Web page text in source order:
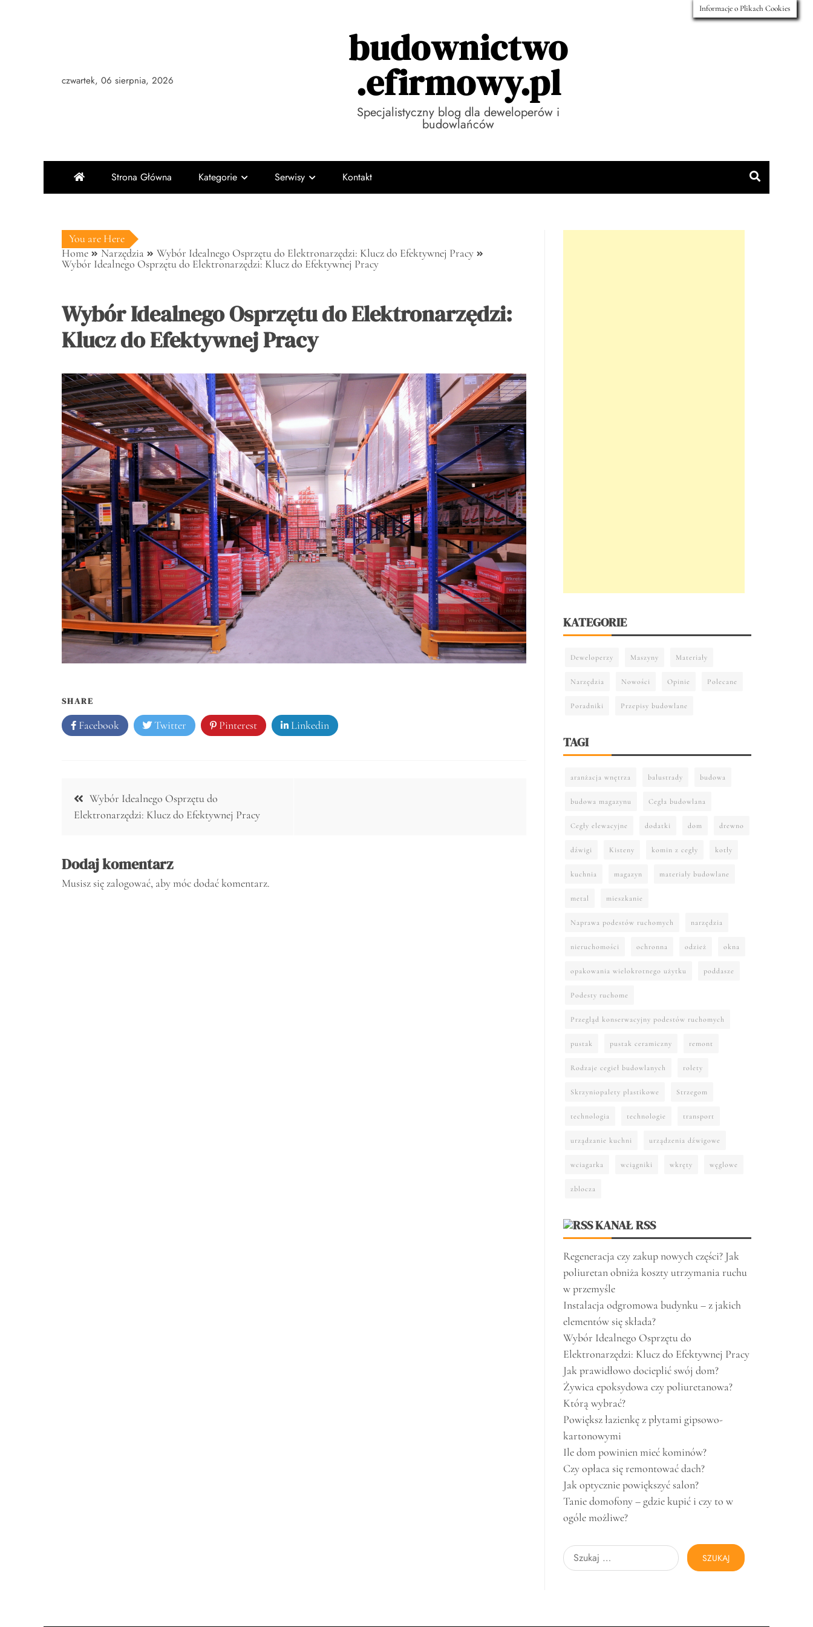
czwartek, 06 sierpnia, 2026
budownictwo
.efirmowy.pl
Specjalistyczny blog dla deweloperów i
budowlańców
Strona Główna Kategorie Serwisy Kontakt
You are Here
Home
Narzędzia
Wybór Idealnego Osprzętu do Elektronarzędzi: Klucz do Efektywnej Pracy
Wybór Idealnego Osprzętu do Elektronarzędzi: Klucz do Efektywnej Pracy
Wybór Idealnego Osprzętu do Elektronarzędzi:
Klucz do Efektywnej Pracy
SHARE
Facebook Twitter Pinterest Linkedin
Nawigacja
wpisu
Wybór Idealnego Osprzętu do
Elektronarzędzi: Klucz do Efektywnej Pracy
Dodaj komentarz
Musisz sięzalogować, aby móc dodać komentarz.
KATEGORIE
Deweloperzy Maszyny Materiały
Narzędzia Nowości Opinie Polecane
Poradniki Przepisy budowlane
TAGI
aranżacja wnętrza balustrady budowa
budowa magazynu Cegła budowlana
Cegły elewacyjne dodatki dom drewno
dźwigi Kisteny komin z cegły kotły
kuchnia magazyn materiały budowlane
metal mieszkanie
Naprawa podestów ruchomych narzędzia
nieruchomości ochronna odzież okna
opakowania wielokrotnego użytku poddasze
Podesty ruchome
Przegląd konserwacyjny podestów ruchomych
pustak pustak ceramiczny remont
Rodzaje cegieł budowlanych rolety
Skrzyniopalety plastikowe Strzegom
technologia technologie transport
urządzanie kuchni urządzenia dźwigowe
wciagarka wciągniki wkręty węglowe
zblocza
KANAŁ RSS
Regeneracja czy zakup nowych części? Jak
poliuretan obniża koszty utrzymania ruchu
w przemyśle
Instalacja odgromowa budynku – z jakich
elementów się składa?
Wybór Idealnego Osprzętu do
Elektronarzędzi: Klucz do Efektywnej Pracy
Jak prawidłowo docieplić swój dom?
Żywica epoksydowa czy poliuretanowa?
Którą wybrać?
Powiększ łazienkę z płytami gipsowo-
kartonowymi
Ile dom powinien mieć kominów?
Czy opłaca się remontować dach?
Jak optycznie powiększyć salon?
Tanie domofony – gdzie kupić i czy to w
ogóle możliwe?
Szukaj:
Informacje o Plikach Cookies